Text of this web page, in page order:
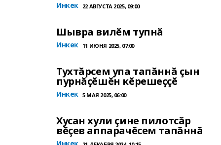
Инкек 22 АВГУСТА 2025, 09:00
Шывра вилĕм тупнă
Инкек 11 ИЮНЯ 2025, 07:00
Тухтăрсем упа тапăннă çын
пурнăçĕшĕн кĕрешеççĕ
Инкек 5 МАЯ 2025, 06:00
Хусан хули çине пилотсăр
вĕçев аппарачĕсем тапăннă